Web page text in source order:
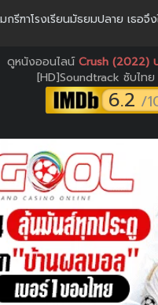
รีฑาโรงเรียนมัธยมปลาย เธอ
ดูหนังออนไลน์Crush (2022)
[HD]Soundtrack ซับไทย
6.2 /